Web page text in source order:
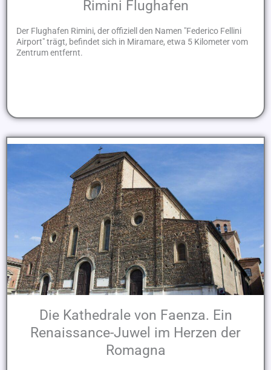
Rimini Flughafen
Der Flughafen Rimini, der offiziell den Namen "Federico Fellini
Airport" trägt, befindet sich in Miramare, etwa 5 Kilometer vom
Zentrum entfernt.
Die Kathedrale von Faenza. Ein
Renaissance-Juwel im Herzen der
Romagna